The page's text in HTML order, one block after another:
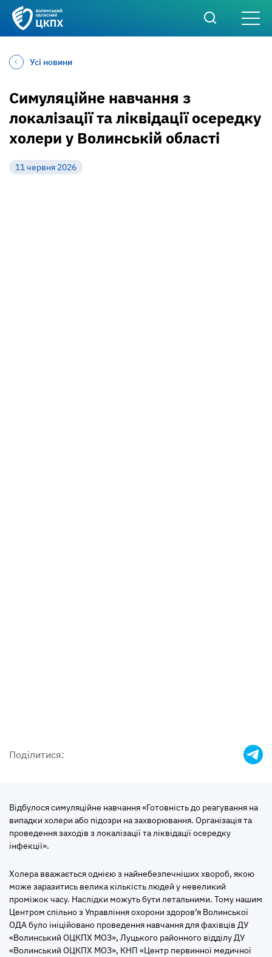
Усі новини
Симуляційне навчання з
локалізації та ліквідації осередку
холери у Волинській області
11 червня 2026
Поділитися:
Відбулося симуляційне навчання «Готовність до реагування на
випадки холери або підозри на захворювання. Організація та
проведення заходів з локалізації та ліквідації осередку
інфекції».
Холера вважається однією з найнебезпечніших хвороб, якою
може заразитись велика кількість людей у невеликий
проміжок часу. Наслідки можуть бути летальними. Тому нашим
Центром спільно з Управління охорони здоров’я Волинської
ОДА було ініційовано проведення навчання для фахівців ДУ
«Волинський ОЦКПХ МОЗ», Луцького районного відділу ДУ
«Волинський ОЦКПХ МОЗ», КНП «Центр первинної медичної